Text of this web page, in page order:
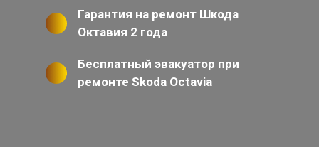
Гарантия на ремонт Шкода
Октавия 2 года
Бесплатный эвакуатор при
ремонте Skoda Octavia